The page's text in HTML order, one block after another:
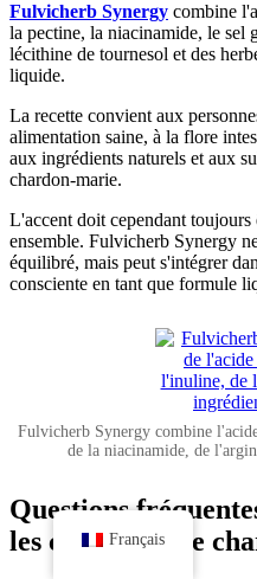
Fulvicherb Synergy combine
la pectine, la niacinamide, le sel
lécithine de tournesol et des
liquide.
La recette convient aux
alimentation saine, à la flore
aux ingrédients naturels et aux
chardon-marie.
L'accent doit cependant
ensemble. Fulvicherb Synergy
équilibré, mais peut s'intégrer
consciente en tant que formule
Fulvicherb Synergy combine
de la niacinamide, de
Questions
les céréales et le
Français